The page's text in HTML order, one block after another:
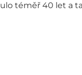
téměř 40 let a